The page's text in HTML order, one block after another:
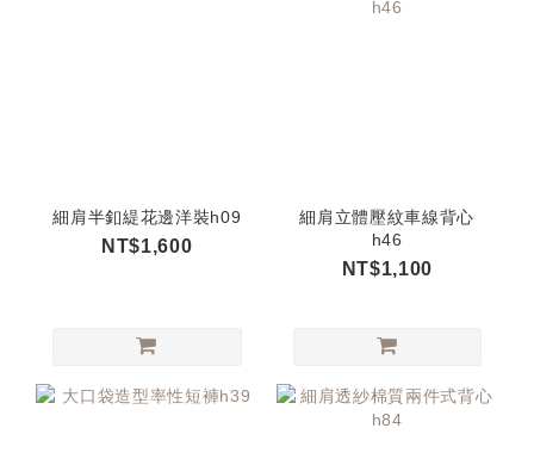
細肩半釦緹花邊洋裝h09
NT$1,600
細肩立體壓紋車線背心
h46
NT$1,100